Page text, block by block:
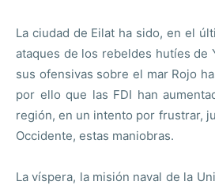
La ciudad de Eilat ha sido, en el
ataques de los rebeldes hutíes de
sus ofensivas sobre el mar Rojo
por ello que las FDI han
región, en un intento por frustrar,
Occidente, estas maniobras.
La víspera, la misión naval de la